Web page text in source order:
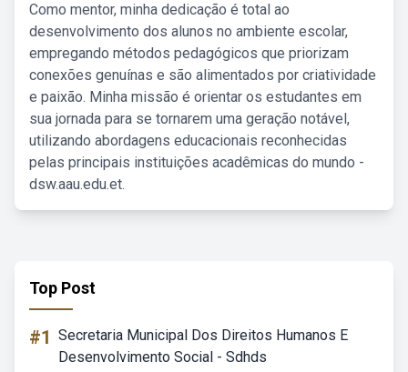
Como mentor, minha dedicação é total ao
desenvolvimento dos alunos no ambiente escolar,
empregando métodos pedagógicos que priorizam
conexões genuínas e são alimentados por criatividade
e paixão. Minha missão é orientar os estudantes em
sua jornada para se tornarem uma geração notável,
utilizando abordagens educacionais reconhecidas
pelas principais instituições acadêmicas do mundo -
dsw.aau.edu.et.
Top Post
#1 Secretaria Municipal Dos Direitos Humanos E
Desenvolvimento Social - Sdhds